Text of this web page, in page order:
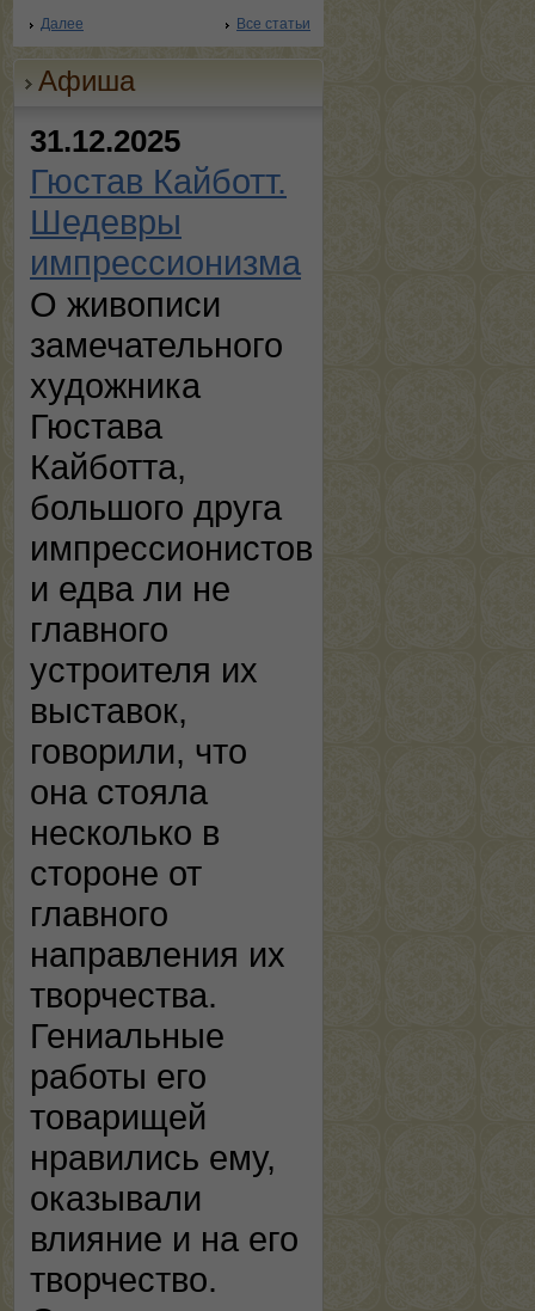
Далее Все статьи
Афиша
31.12.2025
Гюстав Кайботт.
Шедевры
импрессионизма
О живописи
замечательного
художника
Гюстава
Кайботта,
большого друга
импрессионистов
и едва ли не
главного
устроителя их
выставок,
говорили, что
она стояла
несколько в
стороне от
главного
направления их
творчества.
Гениальные
работы его
товарищей
нравились ему,
оказывали
влияние и на его
творчество.